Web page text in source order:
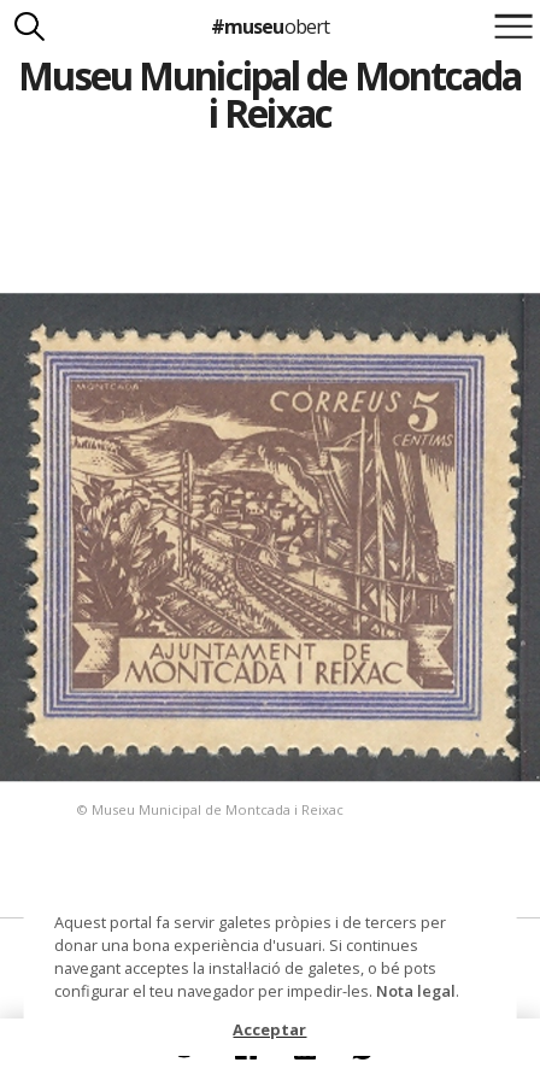
Suma't a la iniciativa
Carlota Royo
#museuobert
Museu Municipal de Montcada
i Reixac
© Museu Municipal de Montcada i Reixac
Número AMR
segell
Aquest portal fa servir galetes pròpies i de tercers per
donar una bona experiència d'usuari. Si continues
navegant acceptes la instal·lació de galetes, o bé pots
configurar el teu navegador per impedir-les. Nota legal.
Acceptar